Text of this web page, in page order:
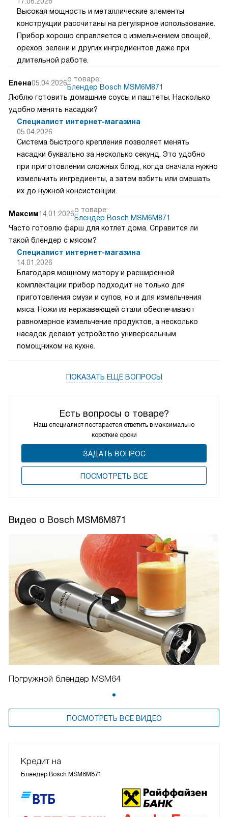
Есть вопросы о товаре?
Наш специалист постарается ответить в максимально
короткие сроки
ЗАДАТЬ ВОПРОС
ПОCМОТРЕТЬ ВСЕ
Высокая мощность и металлические элементы
конструкции рассчитаны на регулярное использование.
Прибор хорошо справляется с измельчением овощей,
орехов, зелени и других ингредиентов даже при
длительной работе.
Елена05.04.2026о товаре:
Блендер Bosch MSM6M871
Люблю готовить домашние соусы и паштеты. Насколько
удобно менять насадки?
Специалист интернет-магазина
05.04.2026
Система быстрого крепления позволяет менять
насадки буквально за несколько секунд. Это удобно
при приготовлении сложных блюд, когда сначала нужно
измельчить ингредиенты, а затем взбить или смешать
их до нужной консистенции.
Максим14.01.2026о товаре:
Блендер Bosch MSM6M871
Часто готовлю фарш для котлет дома. Справится ли
такой блендер с мясом?
Специалист интернет-магазина
14.01.2026
Благодаря мощному мотору и расширенной
комплектации прибор подходит не только для
приготовления смузи и супов, но и для измельчения
мяса. Ножи из нержавеющей стали обеспечивают
равномерное измельчение продуктов, а несколько
насадок делают устройство универсальным
помощником на кухне.
ПОКАЗАТЬ ЕЩЁ ВОПРОСЫ
Видео о Bosch MSM6M871
Погружной блендер MSM64
ПОСМОТРЕТЬ ВСЕ ВИДЕО
Кредит на
Блендер Bosch MSM6M871